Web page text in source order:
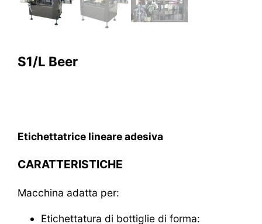
S1/L Beer
Etichettatrice lineare adesiva
CARATTERISTICHE
Macchina adatta per:
Etichettatura di bottiglie di forma: